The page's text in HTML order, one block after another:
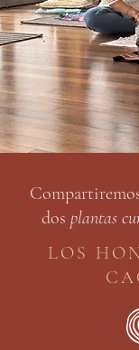
dos plantas
LOS